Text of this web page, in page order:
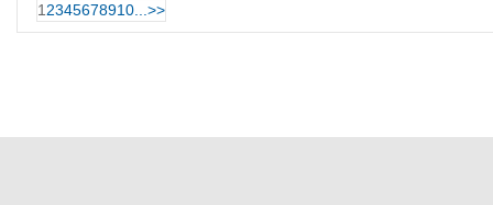
1 2345678910 >>